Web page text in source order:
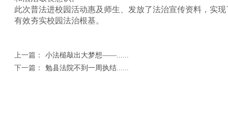
此次普法进校园活动惠及师生、发放了法治宣传资料，实
有效夯实校园法治根基。
上一篇：
小法槌敲出大梦想——......
下一篇：
勉县法院不到一周执结......